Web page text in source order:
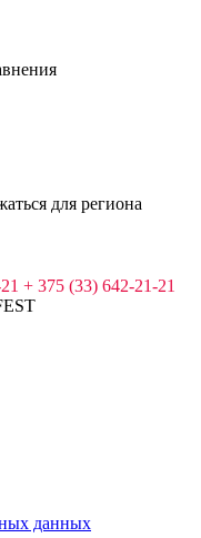
для региона
+ 375 (33) 642-21-21
данных